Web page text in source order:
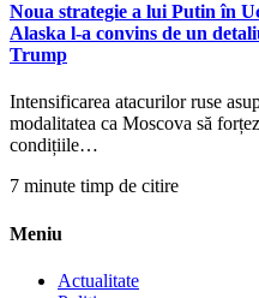
Noua strategie a lui Putin în
Alaska l-a convins de un
Trump
Intensificarea atacurilor ruse
modalitatea ca Moscova să
condițiile…
7 minute timp de citire
Meniu
Actualitate